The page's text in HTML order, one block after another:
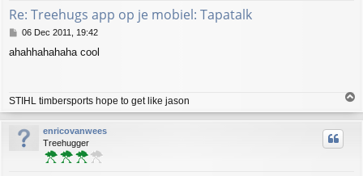
Re: Treehugs app op je mobiel: Tapatalk
P
s
06 Dec 2011, 19:42
ahahhahahaha cool
STIHL timbersports hope to get like jason
o
p
enricovanwees
Treehugger